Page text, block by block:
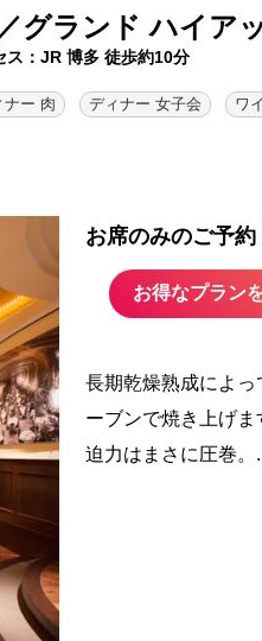
グランド ハイア
ス：JR 博多 徒歩約10分
ナー 肉 ディナー 女子会 ワ
お席のみのご予約
お得なプラン
長期乾燥熟成によ
ーブンで焼き上げ
迫力はまさに圧巻。